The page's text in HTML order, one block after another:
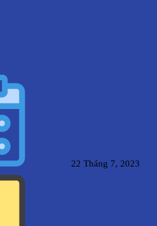
22 Tháng 7, 2023